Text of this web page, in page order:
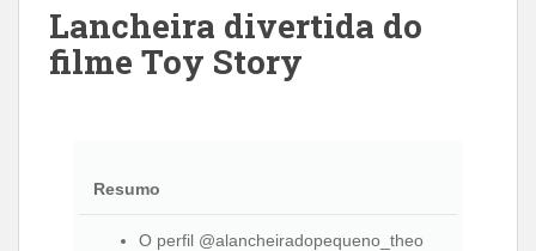
Lancheira divertida do
filme Toy Story
Resumo
O perfil @alancheiradopequeno_theo